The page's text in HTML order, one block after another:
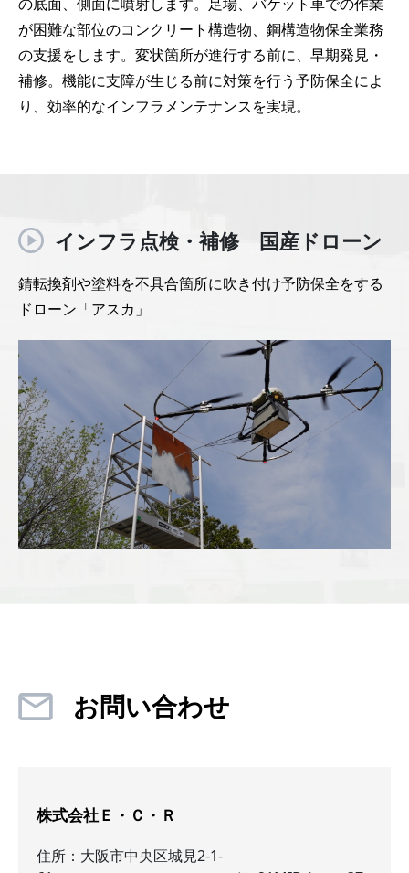
が困難な部位のコンクリート構造物、鋼構造物保全業務
の支援をします。変状箇所が進行する前に、早期発見・
補修。機能に支障が生じる前に対策を行う予防保全によ
り、効率的なインフラメンテナンスを実現。
インフラ点検・補修 国産ドローン
錆転換剤や塗料を不具合箇所に吹き付け予防保全をする
ドローン「アスカ」
お問い合わせ
株式会社Ｅ・Ｃ・Ｒ
住所：大阪市中央区城見2-1-